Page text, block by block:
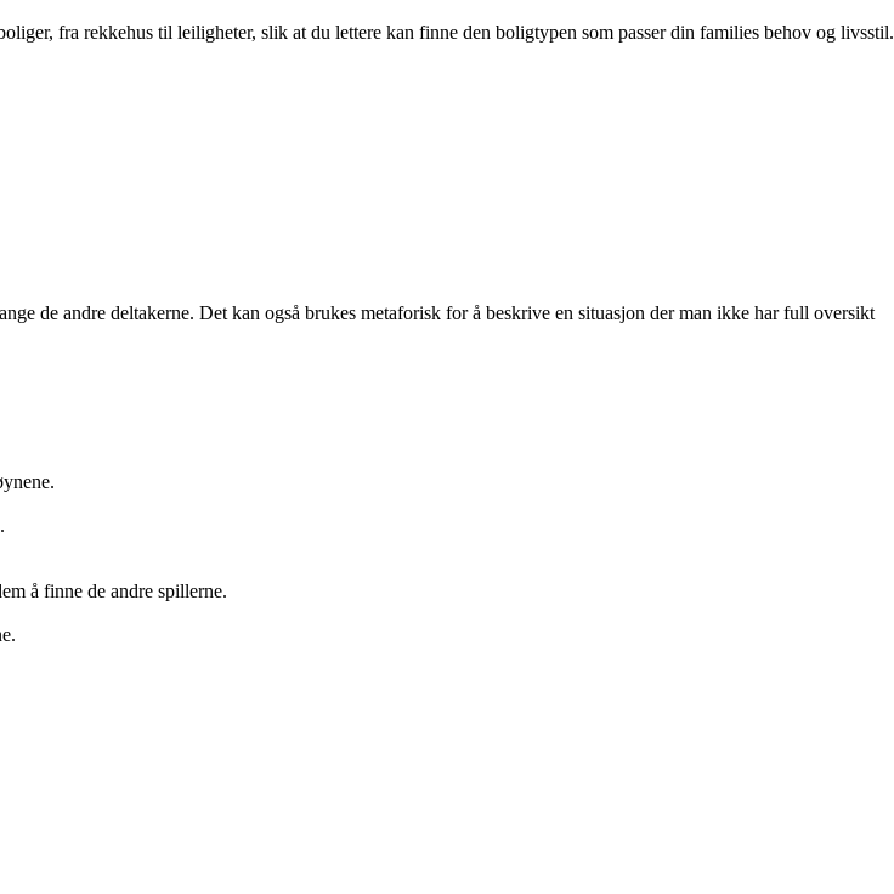
fra rekkehus til leiligheter, slik at du lettere kan finne den boligtypen som passer din families behov og livsstil.
de andre deltakerne. Det kan også brukes metaforisk for å beskrive en situasjon der man ikke har full oversikt
å finne de andre spillerne.